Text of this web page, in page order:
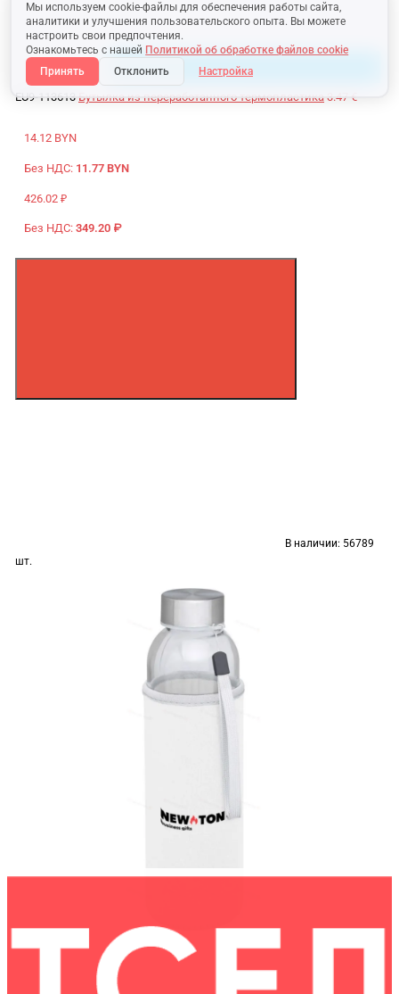
Мы используем cookie-файлы для обеспечения работы сайта,
аналитики и улучшения пользовательского опыта. Вы можете
настроить свои предпочтения.
Ознакомьтесь с нашей Политикой об обработке файлов cookie
Принять
Отклонить Настройка
EU9-113613 Бутылка из переработанного термопластика 3.47 €
14.12 BYN
Без НДС: 11.77 BYN
426.02 ₽
Без НДС: 349.20 ₽
В наличии: 56789
шт.